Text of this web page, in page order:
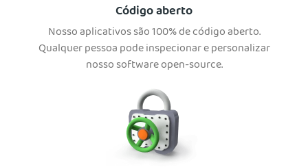
Código aberto
Nosso aplicativos são 100% de código aberto.
Qualquer pessoa pode inspecionar e personalizar
nosso software open-source.